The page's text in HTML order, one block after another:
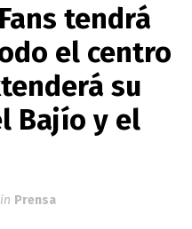
tendrá
el centro
su
Bajío y el
in Prensa